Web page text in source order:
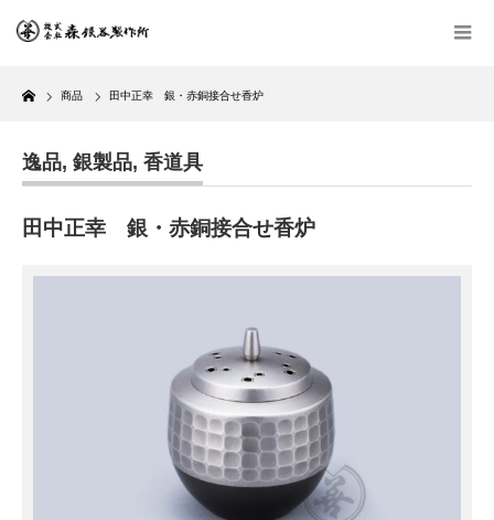
Home
商品 田中正幸 銀・赤銅接合せ香炉
逸品, 銀製品, 香道具
田中正幸 銀・赤銅接合せ香炉